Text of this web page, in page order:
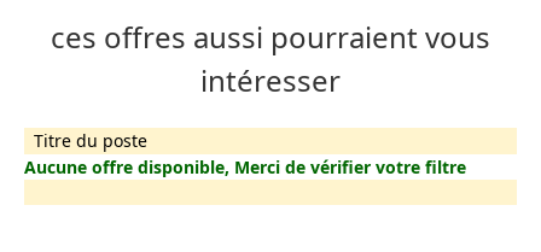
ces offres aussi pourraient vous
intéresser
Titre du poste
Aucune offre disponible, Merci de vérifier votre filtre